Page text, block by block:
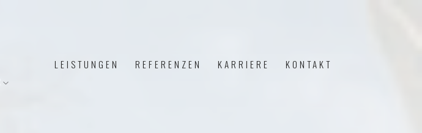
LEISTUNGEN REFERENZEN KARRIERE KONTAKT